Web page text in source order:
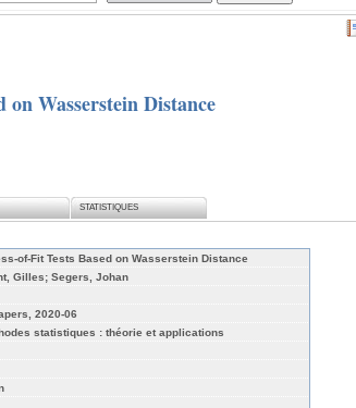
Wasserstein Distance
STATISTIQUES
of-Fit Tests Based on Wasserstein Distance
Gilles; Segers, Johan
2020-06
statistiques : théorie et applications